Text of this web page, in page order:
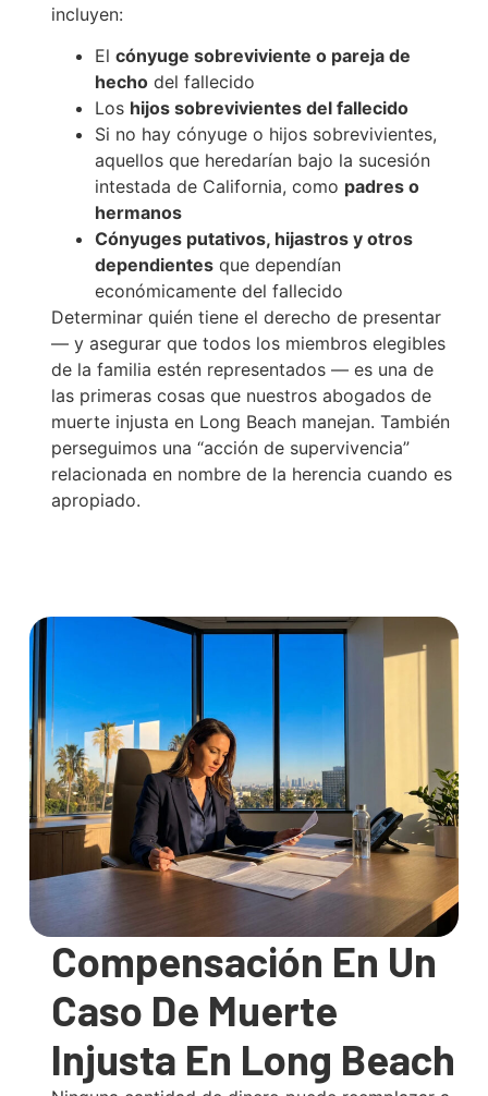
incluyen:
El cónyuge sobreviviente o pareja de
hechodel fallecido
Los hijos sobrevivientes del fallecido
Si no hay cónyuge o hijos sobrevivientes,
aquellos que heredarían bajo la sucesión
intestada de California, como padres o
hermanos
Cónyuges putativos, hijastros y otros
dependientesque dependían
económicamente del fallecido
Determinar quién tiene el derecho de presentar
— y asegurar que todos los miembros elegibles
de la familia estén representados — es una de
las primeras cosas que nuestros abogados de
muerte injusta en Long Beach manejan. También
perseguimos una “acción de supervivencia”
relacionada en nombre de la herencia cuando es
apropiado.
Compensación En Un
Caso De Muerte
Injusta En Long Beach